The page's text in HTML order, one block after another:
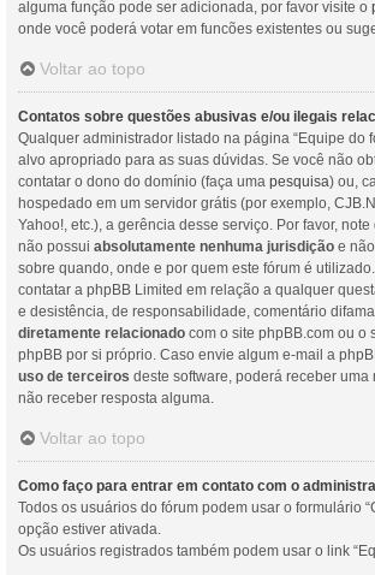
alguma função pode ser adicionada, por favor visite o
onde você poderá votar em funcões existentes ou
Voltar ao topo
Contatos sobre questões abusivas e/ou ilegais
Qualquer administrador listado na página “Equipe do
alvo apropriado para as suas dúvidas. Se você não
contatar o dono do domínio (faça uma pesquisa) ou,
hospedado em um servidor grátis (por exemplo,
Yahoo!, etc.), a gerência desse serviço. Por favor,
não possui absolutamente nenhuma jurisdição e
sobre quando, onde e por quem este fórum é
contatar a phpBB Limited em relação a qualquer
e desistência, de responsabilidade, comentário
diretamente relacionado com o site phpBB.com ou o
phpBB por si próprio. Caso envie algum e-mail a
uso de terceiros deste software, poderá receber uma
não receber resposta alguma.
Voltar ao topo
Como faço para entrar em contato com o
Todos os usuários do fórum podem usar o formulário
opção estiver ativada.
Os usuários registrados também podem usar o link